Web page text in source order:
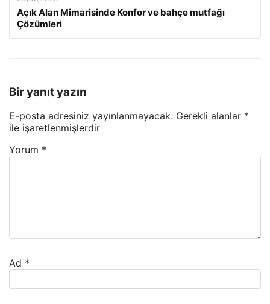
Açık Alan Mimarisinde Konfor ve bahçe mutfağı
Çözümleri
Bir yanıt yazın
E-posta adresiniz yayınlanmayacak. Gerekli alanlar *
ile işaretlenmişlerdir
Yorum *
Ad *